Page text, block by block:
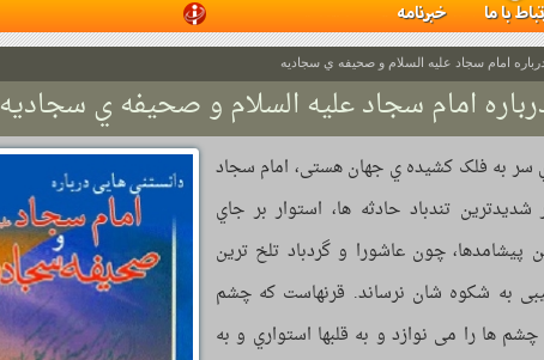
با ما خبرنامه
امام سجاد علیه السلام و صحیفه ي سجادیه
امام سجاد علیه السلام و صحیفه ي سجادیه
سر به فلک کشیده ي جهان هستی، امام سجاد
تندباد حادثه ها، استوار بر جاي
پیشامدها، چون عاشورا و گردباد تلخ ترین
به شکوه شان نرساند. قرنهاست که چشم
چشم ها را می نوازد و به قلبها استواري و به